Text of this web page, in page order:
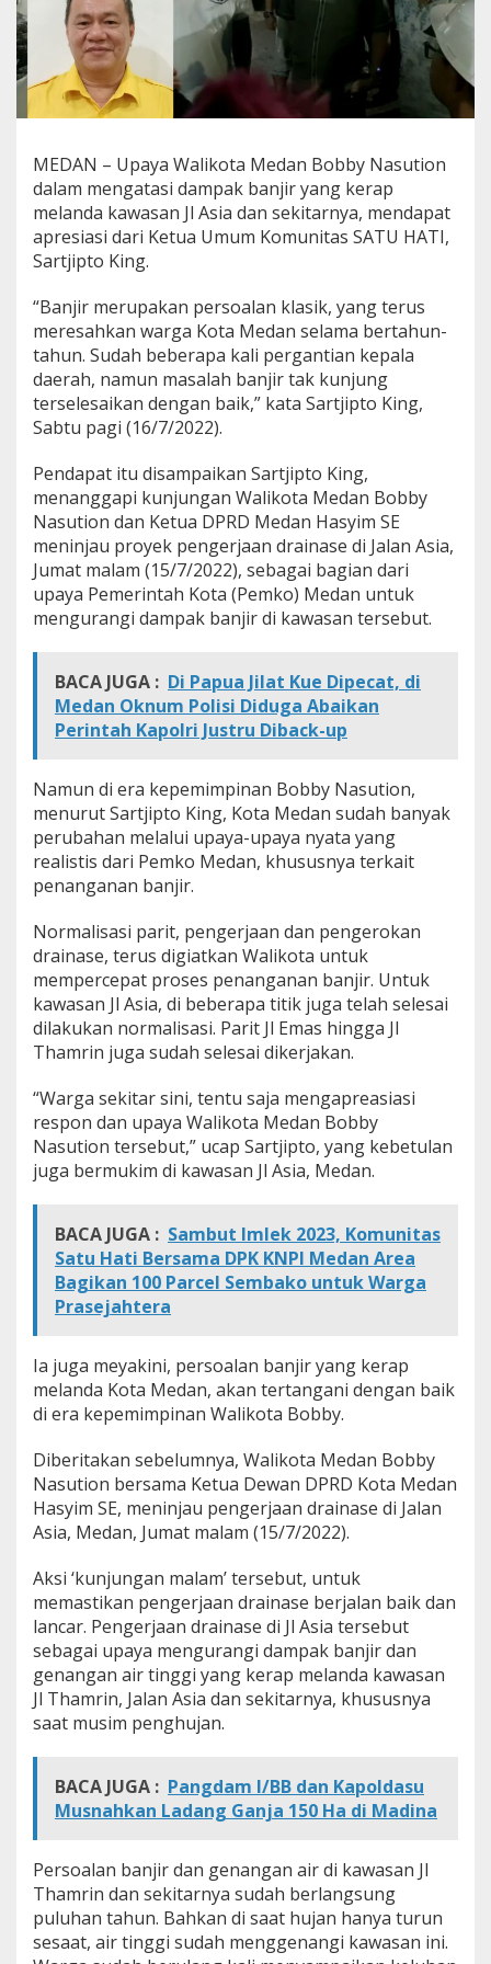
e
n
C
e
p
a
a
l
i
k
o
t
a
e
d
a
n
A
t
s
i
j
i
r
a
w
a
s
a
n
A
s
i
a
e
k
t
a
r
n
y
MEDAN – Upaya Walikota Medan Bobby Nasution
dalam mengatasi dampak banjir yang kerap
melanda kawasan Jl Asia dan sekitarnya, mendapat
apresiasi dari Ketua Umum Komunitas SATU HATI,
Sartjipto King.
“Banjir merupakan persoalan klasik, yang terus
meresahkan warga Kota Medan selama bertahun-
tahun. Sudah beberapa kali pergantian kepala
daerah, namun masalah banjir tak kunjung
terselesaikan dengan baik,” kata Sartjipto King,
Sabtu pagi (16/7/2022).
Pendapat itu disampaikan Sartjipto King,
menanggapi kunjungan Walikota Medan Bobby
Nasution dan Ketua DPRD Medan Hasyim SE
meninjau proyek pengerjaan drainase di Jalan Asia,
Jumat malam (15/7/2022), sebagai bagian dari
upaya Pemerintah Kota (Pemko) Medan untuk
mengurangi dampak banjir di kawasan tersebut.
BACA JUGA : Di Papua Jilat Kue Dipecat, di
Medan Oknum Polisi Diduga Abaikan
Perintah Kapolri Justru Diback-up
Namun di era kepemimpinan Bobby Nasution,
menurut Sartjipto King, Kota Medan sudah banyak
perubahan melalui upaya-upaya nyata yang
realistis dari Pemko Medan, khususnya terkait
penanganan banjir.
Normalisasi parit, pengerjaan dan pengerokan
drainase, terus digiatkan Walikota untuk
mempercepat proses penanganan banjir. Untuk
kawasan Jl Asia, di beberapa titik juga telah selesai
dilakukan normalisasi. Parit Jl Emas hingga Jl
Thamrin juga sudah selesai dikerjakan.
“Warga sekitar sini, tentu saja mengapreasiasi
respon dan upaya Walikota Medan Bobby
Nasution tersebut,” ucap Sartjipto, yang kebetulan
juga bermukim di kawasan Jl Asia, Medan.
BACA JUGA : Sambut Imlek 2023, Komunitas
Satu Hati Bersama DPK KNPI Medan Area
Bagikan 100 Parcel Sembako untuk Warga
Prasejahtera
Ia juga meyakini, persoalan banjir yang kerap
melanda Kota Medan, akan tertangani dengan baik
di era kepemimpinan Walikota Bobby.
Diberitakan sebelumnya, Walikota Medan Bobby
Nasution bersama Ketua Dewan DPRD Kota Medan
Hasyim SE, meninjau pengerjaan drainase di Jalan
Asia, Medan, Jumat malam (15/7/2022).
Aksi ‘kunjungan malam’ tersebut, untuk
memastikan pengerjaan drainase berjalan baik dan
lancar. Pengerjaan drainase di Jl Asia tersebut
sebagai upaya mengurangi dampak banjir dan
genangan air tinggi yang kerap melanda kawasan
Jl Thamrin, Jalan Asia dan sekitarnya, khususnya
saat musim penghujan.
BACA JUGA : Pangdam I/BB dan Kapoldasu
Musnahkan Ladang Ganja 150 Ha di Madina
Persoalan banjir dan genangan air di kawasan Jl
Thamrin dan sekitarnya sudah berlangsung
puluhan tahun. Bahkan di saat hujan hanya turun
sesaat, air tinggi sudah menggenangi kawasan ini.